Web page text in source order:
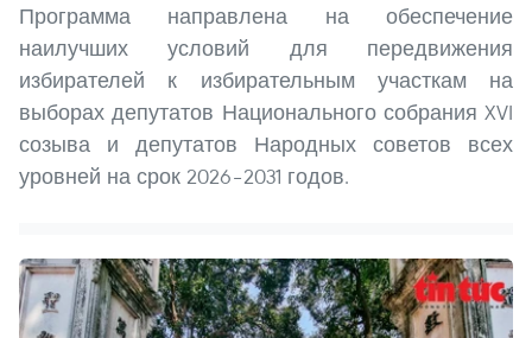
Программа направлена на обеспечение
наилучших условий для передвижения
избирателей к избирательным участкам на
выборах депутатов Национального собрания XVI
созыва и депутатов Народных советов всех
уровней на срок 2026–2031 годов.